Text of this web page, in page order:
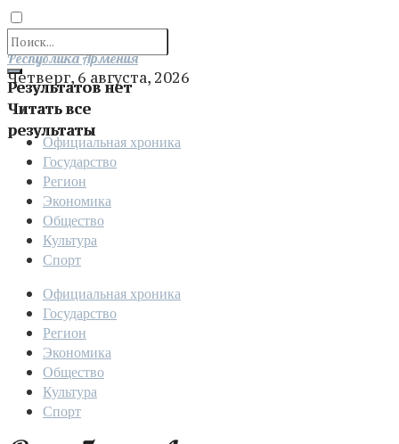
Результатов нет
Читать все
результаты
Отправить
Республика Армения
Четверг, 6 августа, 2026
Официальная хроника
Государство
Регион
Экономика
Общество
Культура
Спорт
Официальная хроника
Государство
Регион
Экономика
Общество
Культура
Спорт